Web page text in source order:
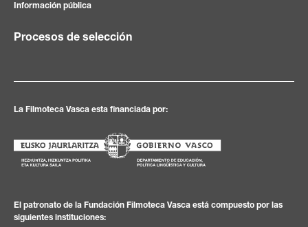
Información pública
Procesos de selección
La Filmoteca Vasca esta financiada por:
El patronato de la Fundación Filmoteca Vasca está compuesto por las
siguientes instituciones: